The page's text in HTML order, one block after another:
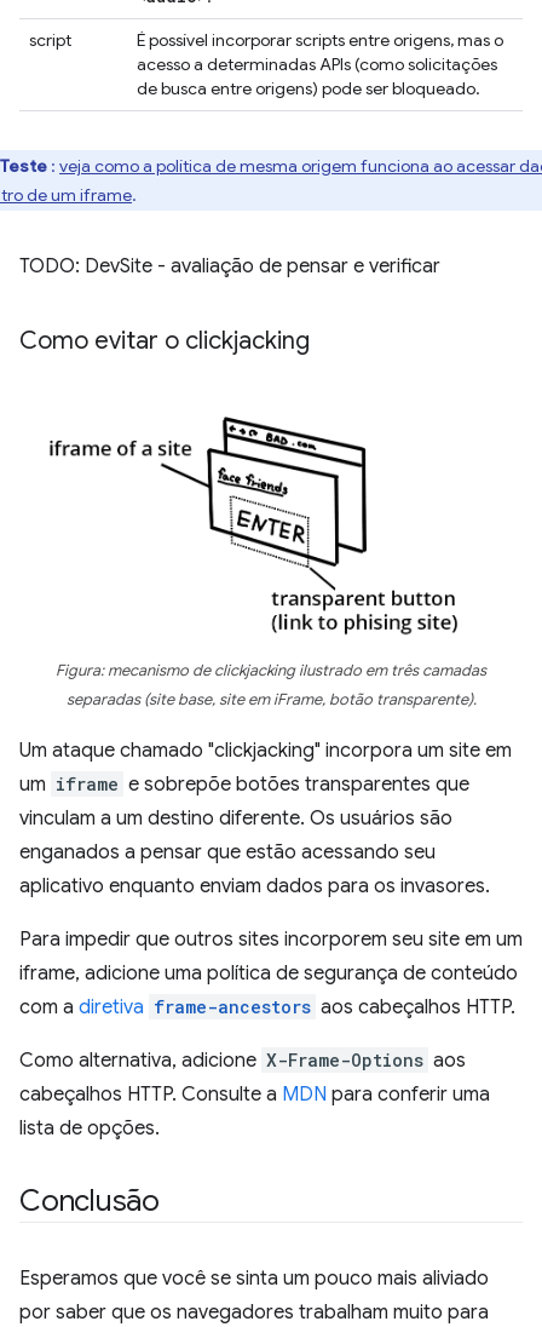
script
É possível incorporar scripts entre origens, mas o
acesso a determinadas APIs (como solicitações
de busca entre origens) pode ser bloqueado.
Teste : veja como a política de mesma origem funciona ao acessar
de um iframe.
TODO: DevSite - avaliação de pensar e verificar
Como evitar o clickjacking
Figura: mecanismo de clickjacking ilustrado em três camadas
separadas (site base, site em iFrame, botão transparente).
Um ataque chamado "clickjacking" incorpora um site em
um iframe e sobrepõe botões transparentes que
vinculam a um destino diferente. Os usuários são
enganados a pensar que estão acessando seu
aplicativo enquanto enviam dados para os invasores.
Para impedir que outros sites incorporem seu site em um
iframe, adicione uma política de segurança de conteúdo
com a diretiva frame-ancestors aos cabeçalhos HTTP.
Como alternativa, adicione X-Frame-Options aos
cabeçalhos HTTP. Consulte a MDN para conferir uma
lista de opções.
Conclusão
Esperamos que você se sinta um pouco mais aliviado
por saber que os navegadores trabalham muito para